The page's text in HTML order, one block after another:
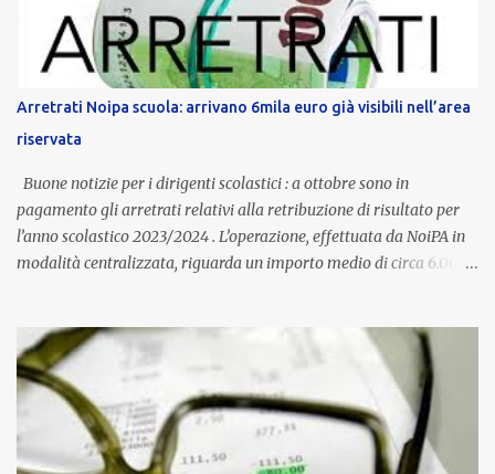
supporto in situazioni delicate. L’indennità provinciale per i docenti
è un unicum in Italia: si tratta di una misura esclusiva della
Provincia autonoma di Bolzano, che integra in maniera stabile lo
stipendio nazionale grazie alle prerogative garantite
dall’autonomia locale. Non è un bonus temporaneo né un
compenso accessorio, ma una voce strutturale di retribuzione,
aggiornata periodicamente in base al cost...
Arretrati Noipa scuola: arrivano 6mila euro già visibili nell’area
riservata
Buone notizie per i dirigenti scolastici : a ottobre sono in
pagamento gli arretrati relativi alla retribuzione di risultato per
l’anno scolastico 2023/2024 . L’operazione, effettuata da NoiPA in
modalità centralizzata, riguarda un importo medio di circa 6.000
ordinaria di ottobre . Cos’è la retribuzione di risultato La
retribuzione di risultato rappresenta la parte variabile dello
stipendio dei dirigenti scolastici. Viene corrisposta per valorizzare
la qualità dell’attività svolta, la gestione delle risorse e il
raggiungimento degli obiettivi fissati dal Ministero dell’Istruzione